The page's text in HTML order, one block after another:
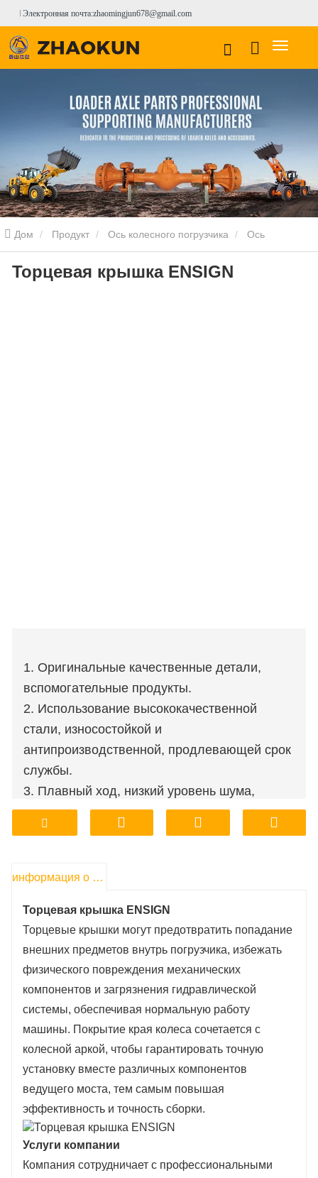
Электронная почта:zhaomingjun678@gmail.com
Дом Продукт Ось колесного погрузчика Ось
колесного погрузчика ENSIGN Торцевая крышка ENSIGN
Торцевая крышка ENSIGN
1. Оригинальные качественные детали,
вспомогательные продукты.
2. Использование высококачественной
стали, износостойкой и
антипроизводственной, продлевающей срок
службы.
3. Плавный ход, низкий уровень шума,
высокая надежность.
4. Фабричный магазин, поддержка настройки
5. Доступная цена, гарантия качества.
транспортировка, удобно и быстро.
информация о продукте
Торцевая крышка ENSIGN
Торцевые крышки могут предотвратить попадание
внешних предметов внутрь погрузчика, избежать
физического повреждения механических
компонентов и загрязнения гидравлической
системы, обеспечивая нормальную работу
машины. Покрытие края колеса сочетается с
колесной аркой, чтобы гарантировать точную
установку вместе различных компонентов
ведущего моста, тем самым повышая
эффективность и точность сборки.
Услуги компании
Компания сотрудничает с профессиональными